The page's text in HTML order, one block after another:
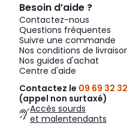
Besoin d’aide ?
Contactez-nous
Questions fréquentes
Suivre une commande
Nos conditions de
Nos guides d'achat
Centre d'aide
Contactez le 09 69 32
(appel non surtaxé)
Accès sourds
et malentendants